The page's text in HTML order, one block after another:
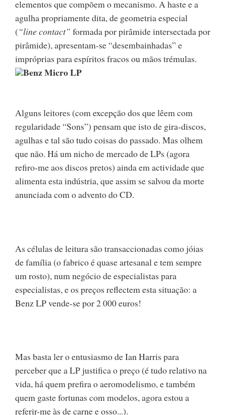
elementos que compõem o mecanismo. A haste e a
agulha propriamente dita, de geometria especial
(“line contact” formada por pirâmide intersectada por
pirâmide), apresentam-se “desembainhadas” e
impróprias para espíritos fracos ou mãos trémulas.
Benz Micro LP
Alguns leitores (com excepção dos que lêem com
regularidade “Sons”) pensam que isto de gira-discos,
agulhas e tal são tudo coisas do passado. Mas olhem
que não. Há um nicho de mercado de LPs (agora
refiro-me aos discos pretos) ainda em actividade que
alimenta esta indústria, que assim se salvou da morte
anunciada com o advento do CD.
As células de leitura são transaccionadas como jóias
de família (o fabrico é quase artesanal e tem sempre
um rosto), num negócio de especialistas para
especialistas, e os preços reflectem esta situação: a
Benz LP vende-se por 2 000 euros!
Mas basta ler o entusiasmo de Ian Harris para
perceber que a LP justifica o preço (é tudo relativo na
vida, há quem prefira o aeromodelismo, e também
quem gaste fortunas com modelos, agora estou a
referir-me às de carne e osso...).